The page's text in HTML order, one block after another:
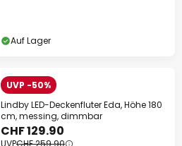
Auf Lager
UVP -50%
Lindby LED-Deckenfluter Eda, Höhe 180
cm, messing, dimmbar
CHF 129.90
UVPCHF 259.90